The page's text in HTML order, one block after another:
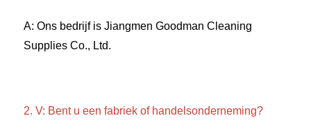
A: Ons bedrijf is Jiangmen Goodman Cleaning
Supplies Co., Ltd.
2. V: Bent u een fabriek of handelsonderneming?